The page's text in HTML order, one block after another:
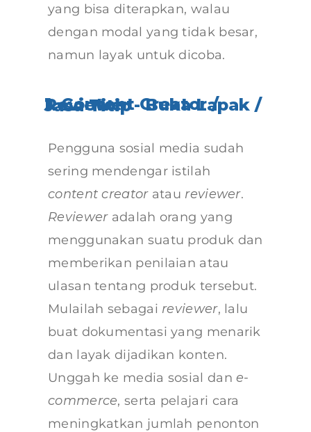
yang bisa diterapkan, walau
dengan modal yang tidak besar,
namun layak untuk dicoba.
1. Content Creator / Reviewer - Buka Lapak / Jasa Titip
Pengguna sosial media sudah
sering mendengar istilah
content creator atau reviewer.
Revieweradalah orang yang
menggunakan suatu produk dan
memberikan penilaian atau
ulasan tentang produk tersebut.
Mulailah sebagai reviewer, lalu
buat dokumentasi yang menarik
dan layak dijadikan konten.
Unggah ke media sosial dane-
commerce, serta pelajari cara
meningkatkan jumlah penonton